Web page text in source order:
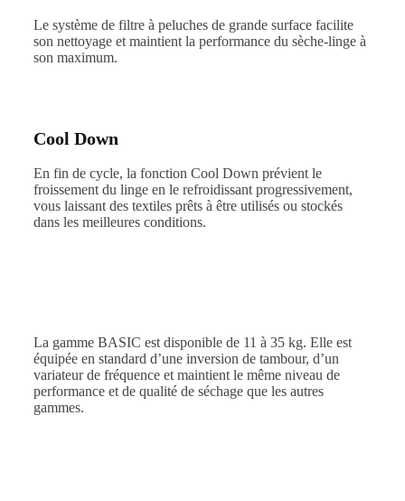
Le système de filtre à peluches de grande surface facilite
son nettoyage et maintient la performance du sèche-linge à
son maximum.
Cool Down
En fin de cycle, la fonction Cool Down prévient le
froissement du linge en le refroidissant progressivement,
vous laissant des textiles prêts à être utilisés ou stockés
dans les meilleures conditions.
La gamme BASIC est disponible de 11 à 35 kg. Elle est
équipée en standard d’une inversion de tambour, d’un
variateur de fréquence et maintient le même niveau de
performance et de qualité de séchage que les autres
gammes.